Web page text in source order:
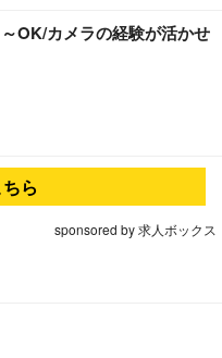
OK/カメラの経験が活かせ
ら
sponsored by 求人ボックス